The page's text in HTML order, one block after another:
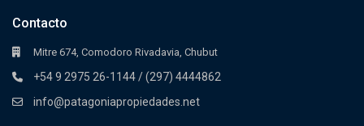
Contacto
Mitre 674, Comodoro Rivadavia, Chubut
+54 9 2975 26-1144 / (297) 4444862
info@patagoniapropiedades.net